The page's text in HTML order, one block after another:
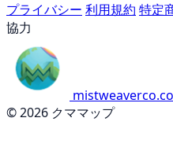
プライバシー 利用規約 特定
協力
© 2026 クママップ